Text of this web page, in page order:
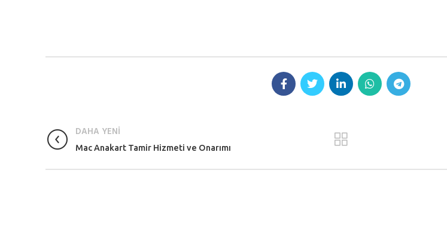
DAHA YENİ
Mac Anakart Tamir Hizmeti ve Onarımı